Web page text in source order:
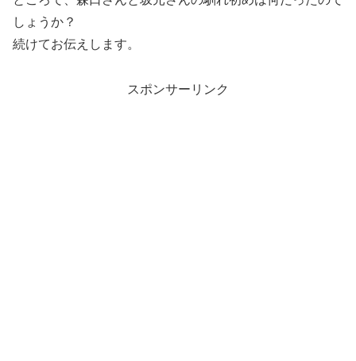
しょうか？
続けてお伝えします。
スポンサーリンク